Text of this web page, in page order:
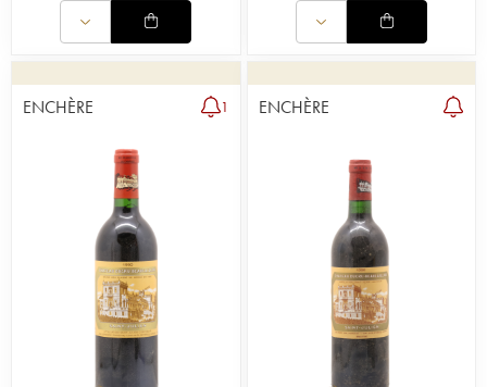
ENCHÈRE 1 ENCHÈRE